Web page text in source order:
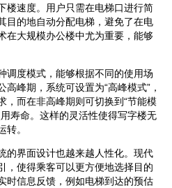
楼速度。用户只需在电梯口进行简
目的地自动分配电梯，避免了在电
在大规模办公楼中尤为重要，能够
调度模式，能够根据不同的使用场
峰期，系统可设置为“高峰模式”，
，而在非高峰期则可切换到“节能模
寿命。这样的灵活性使得写字楼无
转。
的界面设计也越来越人性化。现代
，使得乘客可以更方便地选择目的
时信息反馈，例如电梯到达的预估